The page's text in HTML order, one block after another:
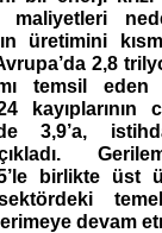
üretimini
2,8
temsil eden
kayıplarının
3,9’a,
birlikte üst
devam